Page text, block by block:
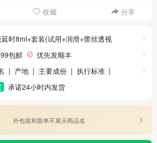
收藏 分享
时8ml+套装(试用+润滑+蕾丝透视
包邮
优先发顺丰
7天无理由退货
| 产地 | 主要成份 | 执行标准 |
承诺24小时内发货
外包装和面单不展示商品名